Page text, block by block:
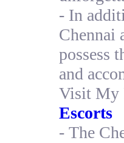
- In
Chennai
possess
and
Visit My
Escorts
- The